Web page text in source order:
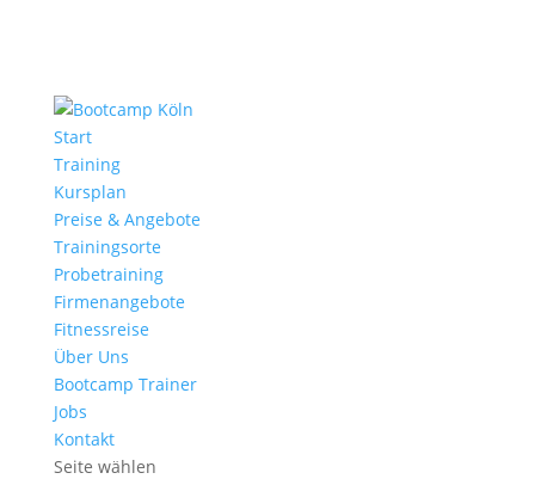
Start
Training
Kursplan
Preise & Angebote
Trainingsorte
Probetraining
Firmenangebote
Fitnessreise
Über Uns
Bootcamp Trainer
Jobs
Kontakt
Seite wählen